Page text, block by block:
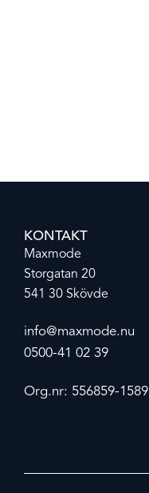
KONTAKT
Maxmode
Storgatan 20
541 30 Skövde
info@maxmode.nu
0500-41 02 39
Org.nr: 556859-1589